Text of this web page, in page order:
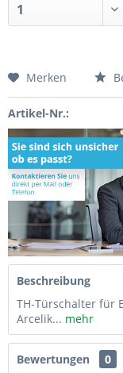
Merken
Artikel-Nr.:
Beschreibung
TH-Türschalter für
Arcelik... mehr
Bewertungen
0